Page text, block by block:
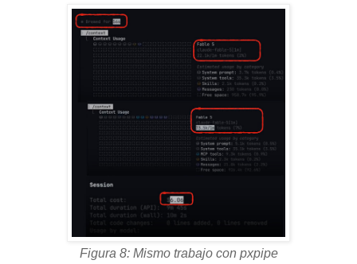
Figura 8: Mismo trabajo con pxpipe